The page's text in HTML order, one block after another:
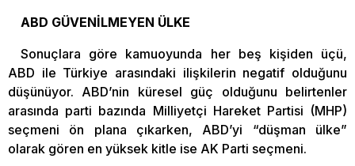
ABD GÜVENİLMEYEN ÜLKE
Sonuçlara göre kamuoyunda her beş kişiden üçü,
ABD ile Türkiye arasındaki ilişkilerin negatif olduğunu
düşünüyor. ABD’nin küresel güç olduğunu belirtenler
arasında parti bazında Milliyetçi Hareket Partisi (MHP)
seçmeni ön plana çıkarken, ABD’yi “düşman ülke”
olarak gören en yüksek kitle ise AK Parti seçmeni.